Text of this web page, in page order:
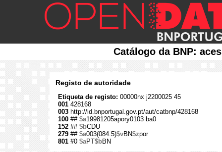
Catálogo da BNP:
Registo de autoridade
Etiqueta de registo: 00000nx j2200025 45
001 428168
003 http://id.bnportugal.gov.pt/aut/catbnp/428168
100 ## $a19981205apory0103 ba0
152 ## $bCDU
279 ## $a003(084.5)$vBN$zpor
801 #0 $aPT$bBN